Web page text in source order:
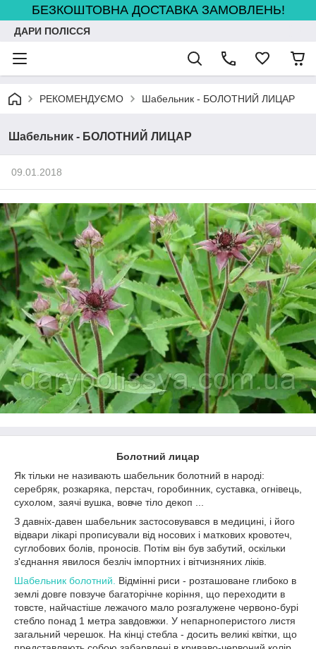
БЕЗКОШТОВНА ДОСТАВКА ЗАМОВЛЕНЬ!
ДАРИ ПОЛІССЯ
РЕКОМЕНДУЄМО Шабельник - БОЛОТНИЙ ЛИЦАР
Шабельник - БОЛОТНИЙ ЛИЦАР
09.01.2018
Болотний лицар
Як тільки не називають шабельник болотний в народі:
серебряк, розкаряка, перстач, горобинник, суставка, огнівець,
сухолом, заячі вушка, вовче тіло декоп ...
З давніх-давен шабельник застосовувався в медицині, і його
відвари лікарі прописували від носових і маткових кровотеч,
суглобових болів, проносів. Потім він був забутий, оскільки
з'єднання явилося безліч імпортних і вітчизняних ліків.
Шабельник болотний. Відмінні риси - розташоване глибоко в
землі довге повзуче багаторічне коріння, що переходити в
товсте, найчастіше лежачого мало розгалужене червоно-бурі
стебло понад 1 метра завдовжки. У непарноперистого листя
загальний черешок. На кінці стебла - досить великі квітки, що